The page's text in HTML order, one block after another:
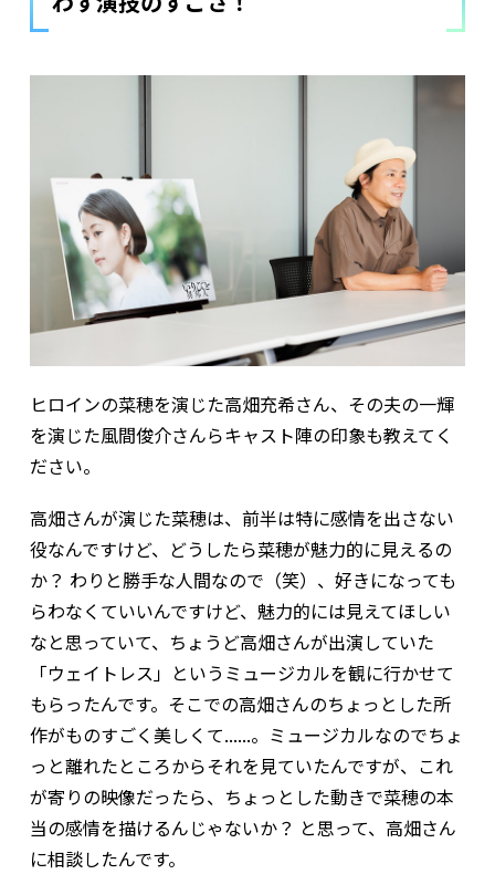
――ヒロインの菜穂を演じた高畑充希さん、その夫の一輝
を演じた風間俊介さんらキャスト陣の印象も教えてく
ださい。
高畑さんが演じた菜穂は、前半は特に感情を出さない
役なんですけど、どうしたら菜穂が魅力的に見えるの
か？ わりと勝手な人間なので（笑）、好きになっても
らわなくていいんですけど、魅力的には見えてほしい
なと思っていて、ちょうど高畑さんが出演していた
「ウェイトレス」というミュージカルを観に行かせて
もらったんです。そこでの高畑さんのちょっとした所
作がものすごく美しくて......。ミュージカルなのでちょ
っと離れたところからそれを見ていたんですが、これ
が寄りの映像だったら、ちょっとした動きで菜穂の本
当の感情を描けるんじゃないか？ と思って、高畑さん
に相談したんです。